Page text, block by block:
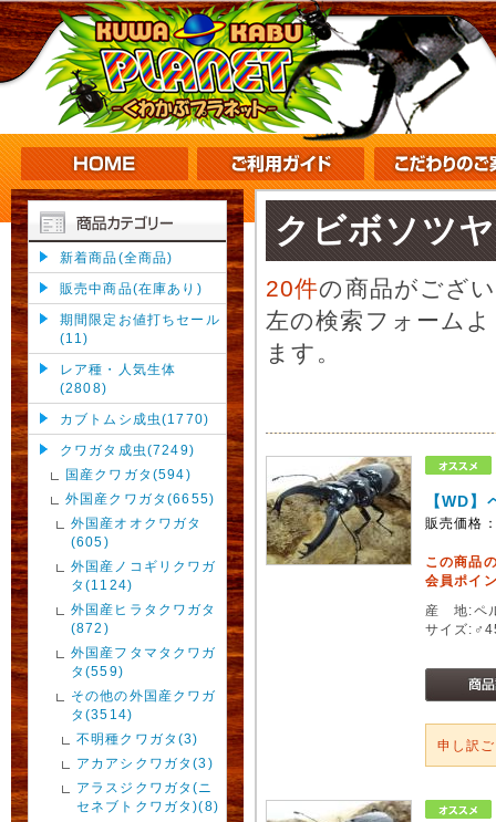
新着商品(全商品)
販売中商品(在庫あり)
期間限定お値打ちセール
(11)
レア種・人気生体
(2808)
カブトムシ成虫(1770)
クワガタ成虫(7249)
国産クワガタ(594)
外国産クワガタ(6655)
外国産オオクワガタ
(605)
外国産ノコギリクワガ
タ(1124)
外国産ヒラタクワガタ
(872)
外国産フタマタクワガ
タ(559)
その他の外国産クワガ
タ(3514)
不明種クワガタ(3)
アカアシクワガタ(3)
アラスジクワガタ(ニ
セネブトクワガタ)(8)
クビボソツ
20件の商品がござ
左の検索フォーム
ます。
【WD
販売価格
この商品
会員ポイ
産 地:ペ
サイズ
申し訳